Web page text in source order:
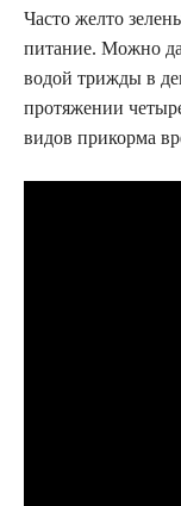
Часто желто
питание. Можно
водой трижды в
протяжении
видов прикорма